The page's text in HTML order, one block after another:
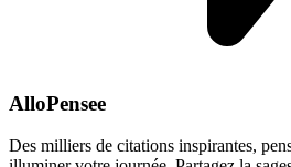
AlloPensee
Des milliers de citations inspirantes,